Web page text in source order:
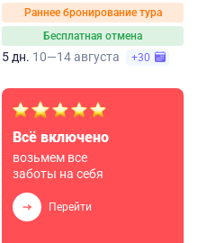
Раннее бронирование тура
Бесплатная отмена
5 дн. 10—14 августа +30
Всё включено
возьмем все
заботы на себя
Перейти